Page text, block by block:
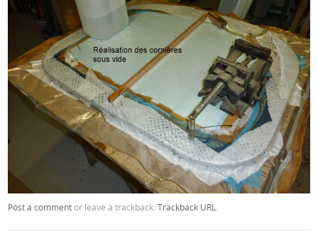
Post a commentor leave a trackback:Trackback URL